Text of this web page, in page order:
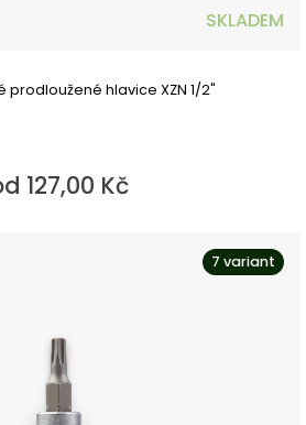
SKLADEM
prodloužené hlavice XZN 1/2"
127,00 Kč
7 variant